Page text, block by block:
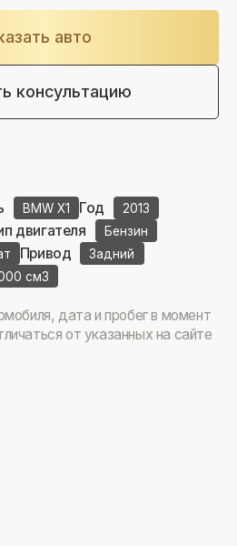
авто
консультацию
BMW X1 Год 2013
двигателя Бензин
Привод Задний
см3
дата и пробег в момент
от указанных на сайте